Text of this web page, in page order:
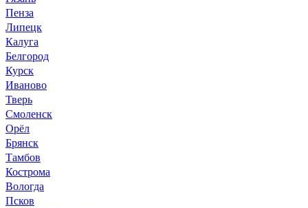
Пенза
Липецк
Калуга
Белгород
Курск
Иваново
Тверь
Смоленск
Орёл
Брянск
Тамбов
Кострома
Вологда
Псков